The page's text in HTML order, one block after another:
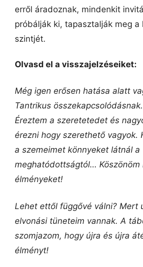
erről áradoznak, mindenkit
próbálják ki, tapasztalják meg a
szintjét.
Olvasd el a visszajelzéseiket:
Még igen erősen hatása alatt
Tantrikus összekapcsolódásnak.
Éreztem a szeretetedet és
érezni hogy szerethető vagyok.
a szemeimet könnyeket látnál a
meghatódottságtól… Köszönöm
élményeket!
Lehet ettől függővé válni? Mert
elvonási tüneteim vannak. A
szomjazom, hogy újra és újra
élményt!